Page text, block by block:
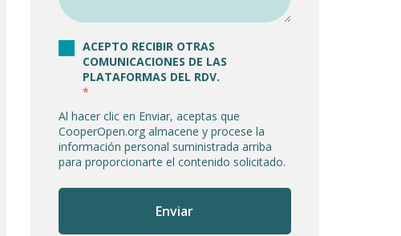
ACEPTO RECIBIR OTRAS
COMUNICACIONES DE LAS
PLATAFORMAS DEL RDV.
*
Al hacer clic en Enviar, aceptas que
CooperOpen.org almacene y procese la
información personal suministrada arriba
para proporcionarte el contenido solicitado.